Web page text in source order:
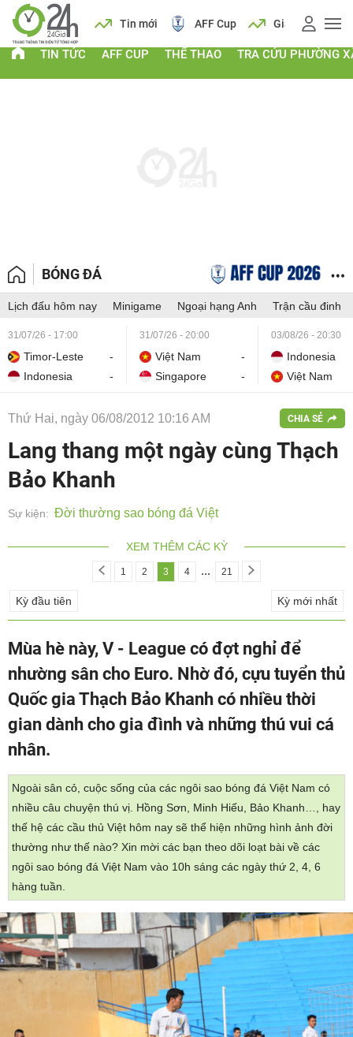
Lịch Tin mới AFF Cup Giá vàng
TIN TỨC AFF CUP THỂ THAO TRA CỨU PHƯỜNG
BÓNG ĐÁ
Lịch đấu hôm nay Minigame Ngoại hạng Anh Trận cầu đinh
31/07/26 - 17:00
Timor-Leste
-
Indonesia
-
31/07/26 - 20:00
Việt Nam
-
Singapore
-
03/08/26 - 20:30
Indonesia
Việt Nam
Thứ Hai, ngày 06/08/2012 10:16 AM CHIA SẺ
Lang thang một ngày cùng Thạch
Bảo Khanh
Sự kiện: Đời thường sao bóng đá Việt
XEM THÊM CÁC KỲ
1 2 3 4 ... 21
Kỳ đầu tiên Kỳ mới nhất
Mùa hè này, V - League có đợt nghỉ để
nhường sân cho Euro. Nhờ đó, cựu tuyển thủ
Quốc gia Thạch Bảo Khanh có nhiều thời
gian dành cho gia đình và những thú vui cá
nhân.
Ngoài sân cỏ, cuộc sống của các ngôi sao bóng đá Việt Nam có
nhiều câu chuyện thú vị. Hồng Sơn, Minh Hiếu, Bảo Khanh…, hay
thế hệ các cầu thủ Việt hôm nay sẽ thể hiện những hình ảnh đời
thường như thế nào? Xin mời các bạn theo dõi loạt bài về các
ngôi sao bóng đá Việt Nam vào 10h sáng các ngày thứ 2, 4, 6
hàng tuần.